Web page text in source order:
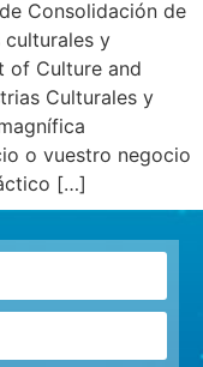
Consolidación de
y
of Culture and
Culturales y
o vuestro negocio
[…]